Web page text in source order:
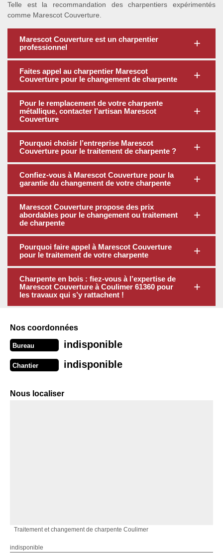
Telle est la recommandation des charpentiers expérimentés
comme Marescot Couverture.
Marescot Couverture est un charpentier
professionnel
Faites appel au charpentier Marescot
Couverture pour le changement de charpente
Pour le remplacement de votre charpente
métallique, contacter l’artisan Marescot
Couverture
Pourquoi choisir l’entreprise Marescot
Couverture pour le traitement de charpente ?
Confiez-vous à Marescot Couverture pour la
garantie du changement de votre charpente
Marescot Couverture propose des prix
abordables pour le changement ou traitement
de charpente
Pourquoi faire appel à Marescot Couverture
pour le traitement de votre charpente
Charpente en bois : fiez-vous à l’expertise de
Marescot Couverture à Coulimer 61360 pour
les travaux qui s’y rattachent !
Nos coordonnées
Bureau indisponible
Chantier indisponible
Nous localiser
Traitement et changement de charpente Coulimer
indisponible